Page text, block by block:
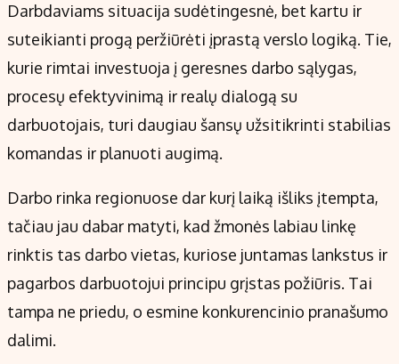
Darbdaviams situacija sudėtingesnė, bet kartu ir
suteikianti progą peržiūrėti įprastą verslo logiką. Tie,
kurie rimtai investuoja į geresnes darbo sąlygas,
procesų efektyvinimą ir realų dialogą su
darbuotojais, turi daugiau šansų užsitikrinti stabilias
komandas ir planuoti augimą.
Darbo rinka regionuose dar kurį laiką išliks įtempta,
tačiau jau dabar matyti, kad žmonės labiau linkę
rinktis tas darbo vietas, kuriose juntamas lankstus ir
pagarbos darbuotojui principu grįstas požiūris. Tai
tampa ne priedu, o esmine konkurencinio pranašumo
dalimi.